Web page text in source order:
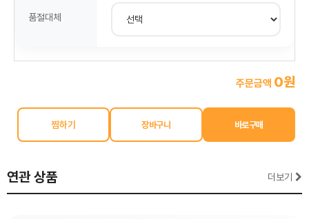
품절대체
주문금액 0원
찜하기
연관 상품 더보기